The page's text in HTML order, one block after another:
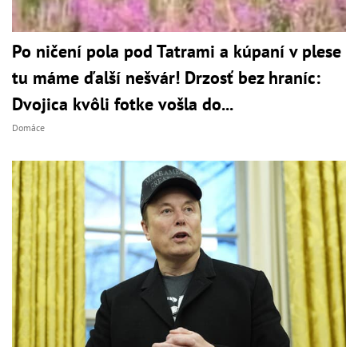
Po ničení pola pod Tatrami a kúpaní v plese
tu máme ďalší nešvár! Drzosť bez hraníc:
Dvojica kvôli fotke vošla do...
Domáce